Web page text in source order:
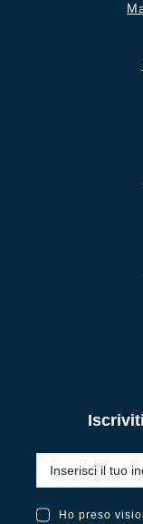
Ho preso